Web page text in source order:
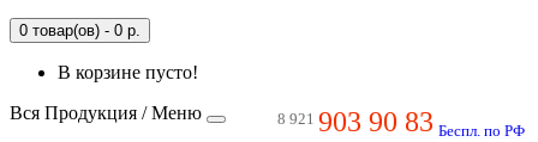
0 товар(ов) - 0 р.
В корзине пусто!
8 921 903 90 83 Беспл. по РФ
Вся Продукция / Меню